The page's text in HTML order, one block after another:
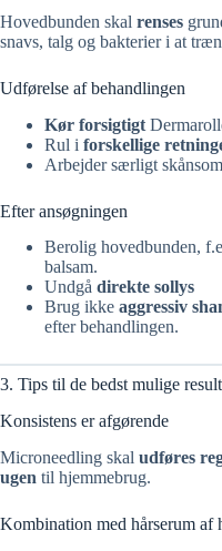
Hovedbunden skal renses
snavs, talg og bakterier i at
Udførelse af behandlingen
Kør forsigtigt
Rul i forskellige
Arbejder særligt
Efter ansøgningen
Berolig hovedbunden,
balsam.
Undgå direkte sollys
Brug ikke aggressiv
efter behandlingen.
3. Tips til de bedst mulige
Konsistens er afgørende
Microneedling skal udføres
ugen til hjemmebrug.
Kombination med hårserum af